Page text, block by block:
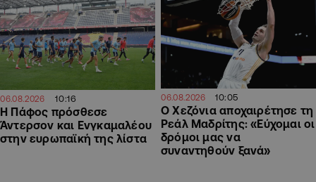
06.08.2026 10:16
Η Πάφος πρόσθεσε
Άντερσον και Ενγκαμαλέου
στην ευρωπαϊκή της λίστα
06.08.2026 10:05
Ο Χεζόνια αποχαιρέτησε τη
Ρεάλ Μαδρίτης: «Εύχομαι οι
δρόμοι μας να
συναντηθούν ξανά»